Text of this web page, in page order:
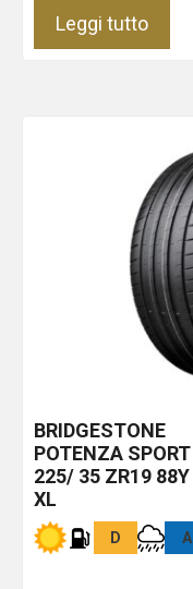
Leggi tutto
BRIDGESTONE
POTENZA SPORT
225/ 35 ZR19 88Y
XL
D A